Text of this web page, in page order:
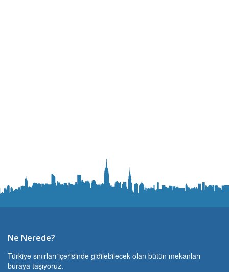
Ne Nerede?
Türki̇ye sınırları i̇çeri̇si̇nde gi̇di̇lebi̇lecek olan bütün mekanları
buraya taşıyoruz.